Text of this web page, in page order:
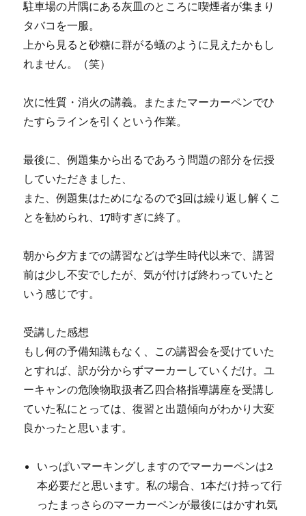
駐車場の片隅にある灰皿のところに喫煙者が集まり
タバコを一服。
上から見ると砂糖に群がる蟻のように見えたかもし
れません。（笑）
次に性質・消火の講義。またまたマーカーペンでひ
たすらラインを引くという作業。
最後に、例題集から出るであろう問題の部分を伝授
していただきました、
また、例題集はためになるので3回は繰り返し解くこ
とを勧められ、17時すぎに終了。
朝から夕方までの講習などは学生時代以来で、講習
前は少し不安でしたが、気が付けば終わっていたと
いう感じです。
受講した感想
もし何の予備知識もなく、この講習会を受けていた
とすれば、訳が分からずマーカーしていくだけ。ユ
ーキャンの危険物取扱者乙四合格指導講座を受講し
ていた私にとっては、復習と出題傾向がわかり大変
良かったと思います。
いっぱいマーキングしますのでマーカーペンは2
本必要だと思います。私の場合、1本だけ持って行
ったまっさらのマーカーペンが最後にはかすれ気